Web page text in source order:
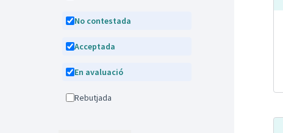
No contestada
Acceptada
En avaluació
Rebutjada